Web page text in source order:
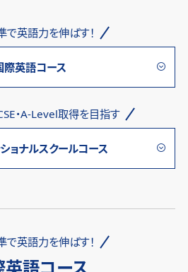
で英語力を伸ばす！
際英語コース
・A-Level取得を目指す
ョナルスクールコース
で英語力を伸ばす！
英語コース